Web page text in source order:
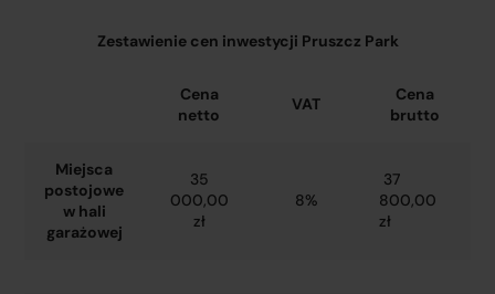
Zestawienie cen inwestycji Pruszcz Park
Cena
netto
VAT
Cena
brutto
Miejsca
postojowe
w hali
garażowej
35
000,00
zł
8%
37
800,00
zł